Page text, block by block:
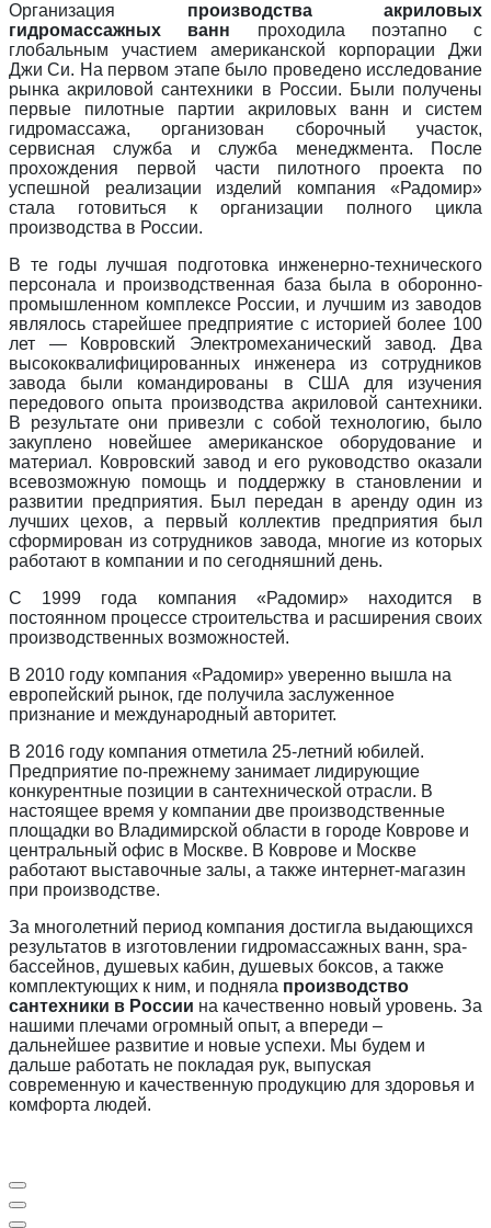
Организация производства акриловых
гидромассажных ванн проходила поэтапно с
глобальным участием американской корпорации Джи
Джи Си. На первом этапе было проведено исследование
рынка акриловой сантехники в России. Были получены
первые пилотные партии акриловых ванн и систем
гидромассажа, организован сборочный участок,
сервисная служба и служба менеджмента. После
прохождения первой части пилотного проекта по
успешной реализации изделий компания «Радомир»
стала готовиться к организации полного цикла
производства в России.
В те годы лучшая подготовка инженерно-технического
персонала и производственная база была в оборонно-
промышленном комплексе России, и лучшим из заводов
являлось старейшее предприятие с историей более 100
лет — Ковровский Электромеханический завод. Два
высококвалифицированных инженера из сотрудников
завода были командированы в США для изучения
передового опыта производства акриловой сантехники.
В результате они привезли с собой технологию, было
закуплено новейшее американское оборудование и
материал. Ковровский завод и его руководство оказали
всевозможную помощь и поддержку в становлении и
развитии предприятия. Был передан в аренду один из
лучших цехов, а первый коллектив предприятия был
сформирован из сотрудников завода, многие из которых
работают в компании и по сегодняшний день.
С 1999 года компания «Радомир» находится в
постоянном процессе строительства и расширения своих
производственных возможностей.
В 2010 году компания «Радомир» уверенно вышла на
европейский рынок, где получила заслуженное
признание и международный авторитет.
В 2016 году компания отметила 25-летний юбилей.
Предприятие по-прежнему занимает лидирующие
конкурентные позиции в сантехнической отрасли. В
настоящее время у компании две производственные
площадки во Владимирской области в городе Коврове и
центральный офис в Москве. В Коврове и Москве
работают выставочные залы, а также интернет-магазин
при производстве.
За многолетний период компания достигла выдающихся
результатов в изготовлении гидромассажных ванн, spa-
бассейнов, душевых кабин, душевых боксов, а также
комплектующих к ним, и подняла производство
сантехники в России на качественно новый уровень. За
нашими плечами огромный опыт, а впереди –
дальнейшее развитие и новые успехи. Мы будем и
дальше работать не покладая рук, выпуская
современную и качественную продукцию для здоровья и
комфорта людей.